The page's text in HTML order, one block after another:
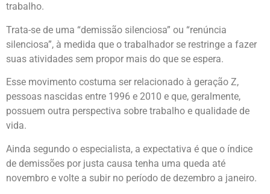
trabalho.
Trata-se de uma “demissão silenciosa” ou “renúncia
silenciosa”, à medida que o trabalhador se restringe a fazer
suas atividades sem propor mais do que se espera.
Esse movimento costuma ser relacionado à geração Z,
pessoas nascidas entre 1996 e 2010 e que, geralmente,
possuem outra perspectiva sobre trabalho e qualidade de
vida.
Ainda segundo o especialista, a expectativa é que o índice
de demissões por justa causa tenha uma queda até
novembro e volte a subir no período de dezembro a janeiro.